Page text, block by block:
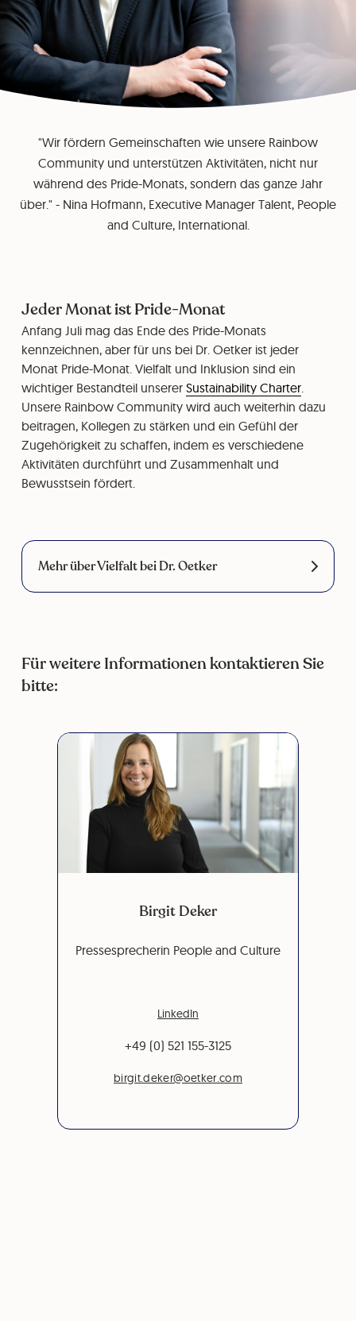
"Wir fördern Gemeinschaften wie unsere Rainbow
Community und unterstützen Aktivitäten, nicht nur
während des Pride-Monats, sondern das ganze Jahr
über." - Nina Hofmann, Executive Manager Talent, People
and Culture, International.
Jeder Monat ist Pride-Monat
Anfang Juli mag das Ende des Pride-Monats
kennzeichnen, aber für uns bei Dr. Oetker ist jeder
Monat Pride-Monat. Vielfalt und Inklusion sind ein
wichtiger Bestandteil unserer Sustainability Charter.
Unsere Rainbow Community wird auch weiterhin dazu
beitragen, Kollegen zu stärken und ein Gefühl der
Zugehörigkeit zu schaffen, indem es verschiedene
Aktivitäten durchführt und Zusammenhalt und
Bewusstsein fördert.
Mehr über Vielfalt bei Dr. Oetker
Für weitere Informationen kontaktieren Sie
bitte:
Birgit Deker
Pressesprecherin People and Culture
LinkedIn
+49 (0) 521 155-3125
birgit.deker@oetker.com